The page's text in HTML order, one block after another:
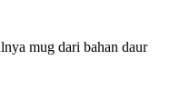
mug dari bahan daur